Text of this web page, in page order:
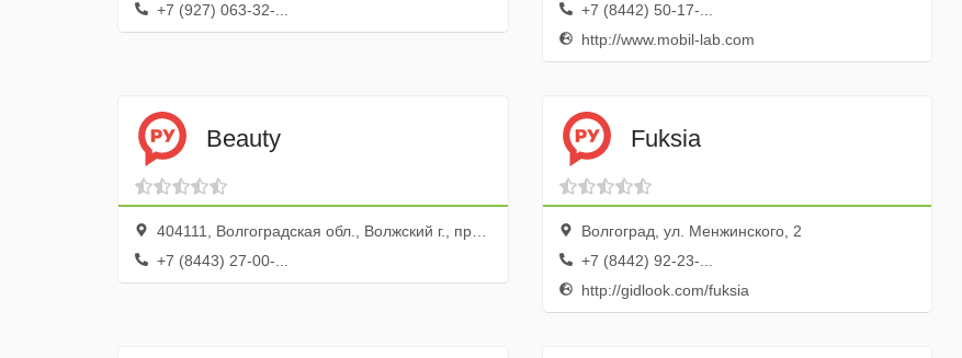
+7 (927) 063-32-...
+7 (8442) 50-17-...
http://www.mobil-lab.com
Beauty
404111, Волгоградская обл., Волжский г., просп. Ленина, 78
+7 (8443) 27-00-...
Fuksia
Волгоград, ул. Менжинского, 2
+7 (8442) 92-23-...
http://gidlook.com/fuksia